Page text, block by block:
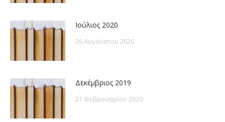
Ιούλιος 2020
26 Αυγούστου 2020
Δεκέμβριος 2019
21 Φεβρουαρίου 2020